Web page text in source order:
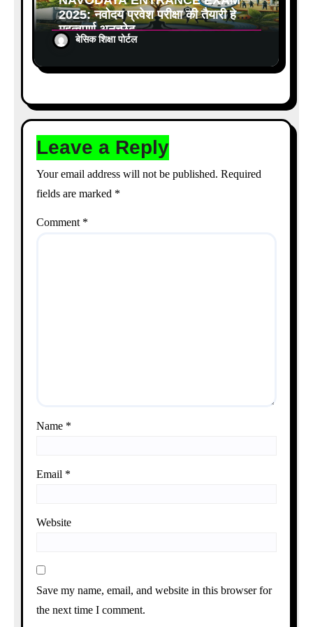
2025: नवोदय प्रवेश परीक्षा की तैयारी हेतु
महत्वपूर्ण अनुच्छेद
बेसिक शिक्षा पोर्टल
Leave a Reply
Your email address will not be published. Required
fields are marked *
Comment *
Name *
Email *
Website
Save my name, email, and website in this browser for
the next time I comment.